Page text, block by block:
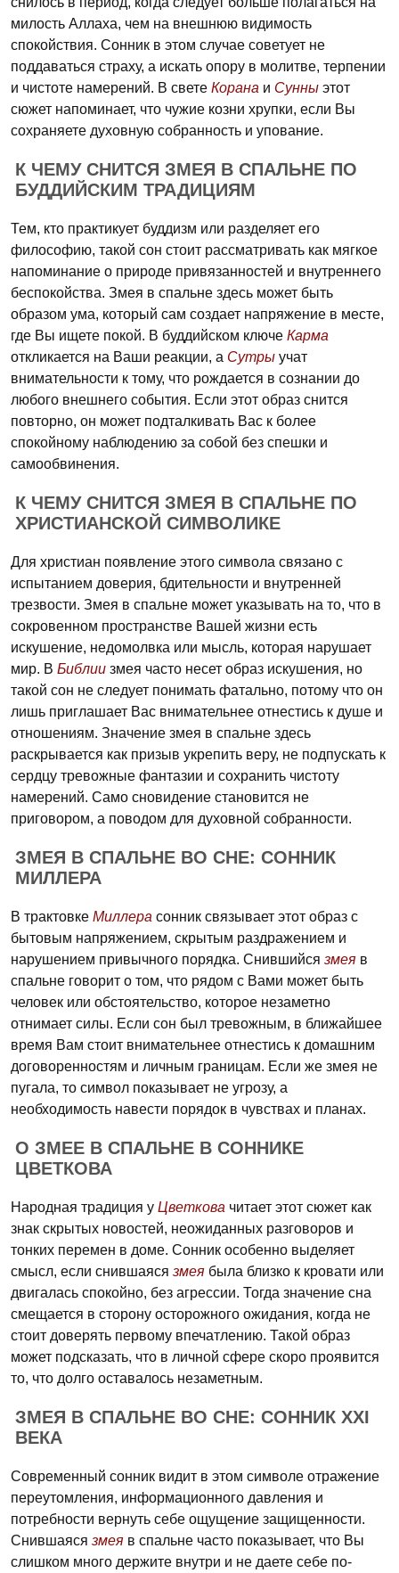
милость Аллаха, чем на внешнюю видимость
спокойствия. Сонник в этом случае советует не
поддаваться страху, а искать опору в молитве, терпении
и чистоте намерений. В свете Корана и Сунны этот
сюжет напоминает, что чужие козни хрупки, если Вы
сохраняете духовную собранность и упование.
К ЧЕМУ СНИТСЯ ЗМЕЯ В СПАЛЬНЕ ПО
БУДДИЙСКИМ ТРАДИЦИЯМ
Тем, кто практикует буддизм или разделяет его
философию, такой сон стоит рассматривать как мягкое
напоминание о природе привязанностей и внутреннего
беспокойства. Змея в спальне здесь может быть
образом ума, который сам создает напряжение в месте,
где Вы ищете покой. В буддийском ключе Карма
откликается на Ваши реакции, а Сутры учат
внимательности к тому, что рождается в сознании до
любого внешнего события. Если этот образ снится
повторно, он может подталкивать Вас к более
спокойному наблюдению за собой без спешки и
самообвинения.
К ЧЕМУ СНИТСЯ ЗМЕЯ В СПАЛЬНЕ ПО
ХРИСТИАНСКОЙ СИМВОЛИКЕ
Для христиан появление этого символа связано с
испытанием доверия, бдительности и внутренней
трезвости. Змея в спальне может указывать на то, что в
сокровенном пространстве Вашей жизни есть
искушение, недомолвка или мысль, которая нарушает
мир. В Библии змея часто несет образ искушения, но
такой сон не следует понимать фатально, потому что он
лишь приглашает Вас внимательнее отнестись к душе и
отношениям. Значение змея в спальне здесь
раскрывается как призыв укрепить веру, не подпускать к
сердцу тревожные фантазии и сохранить чистоту
намерений. Само сновидение становится не
приговором, а поводом для духовной собранности.
ЗМЕЯ В СПАЛЬНЕ ВО СНЕ: СОННИК
МИЛЛЕРА
В трактовке Миллера сонник связывает этот образ с
бытовым напряжением, скрытым раздражением и
нарушением привычного порядка. Снившийся змея в
спальне говорит о том, что рядом с Вами может быть
человек или обстоятельство, которое незаметно
отнимает силы. Если сон был тревожным, в ближайшее
время Вам стоит внимательнее отнестись к домашним
договоренностям и личным границам. Если же змея не
пугала, то символ показывает не угрозу, а
необходимость навести порядок в чувствах и планах.
О ЗМЕЕ В СПАЛЬНЕ В СОННИКЕ
ЦВЕТКОВА
Народная традиция у Цветкова читает этот сюжет как
знак скрытых новостей, неожиданных разговоров и
тонких перемен в доме. Сонник особенно выделяет
смысл, если снившаяся змея была близко к кровати или
двигалась спокойно, без агрессии. Тогда значение сна
смещается в сторону осторожного ожидания, когда не
стоит доверять первому впечатлению. Такой образ
может подсказать, что в личной сфере скоро проявится
то, что долго оставалось незаметным.
ЗМЕЯ В СПАЛЬНЕ ВО СНЕ: СОННИК XXI
ВЕКА
Современный сонник видит в этом символе отражение
переутомления, информационного давления и
потребности вернуть себе ощущение защищенности.
Снившаяся змея в спальне часто показывает, что Вы
слишком много держите внутри и не даете себе по-